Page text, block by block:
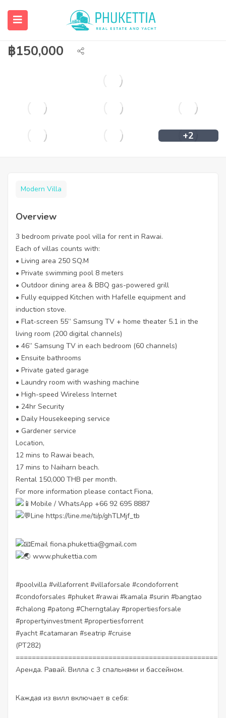
3 bedroom private pool villa for rent in
Rawai.
฿150,000
+2
Modern Villa
Overview
3 bedroom private pool villa for rent in Rawai.
Each of villas counts with:
• Living area 250 SQ.M
• Private swimming pool 8 meters
• Outdoor dining area & BBQ gas-powered grill
• Fully equipped Kitchen with Hafelle equipment and
induction stove.
• Flat-screen 55” Samsung TV + home theater 5.1 in the
living room (200 digital channels)
• 46” Samsung TV in each bedroom (60 channels)
• Ensuite bathrooms
• Private gated garage
• Laundry room with washing machine
• High-speed Wireless Internet
• 24hr Security
• Daily Housekeeping service
• Gardener service
Location,
12 mins to Rawai beach,
17 mins to Naiharn beach.
Rental 150,000 THB per month.
For more information please contact Fiona,
Mobile / WhatsApp +66 92 695 8887
Line https://line.me/ti/p/ghTLMjf_tb
Email fiona.phukettia@gmail.com
www.phukettia.com
#poolvilla #villaforrent #villaforsale #condoforrent
#condoforsales #phuket #rawai #kamala #surin #bangtao
#chalong #patong #Cherngtalay #propertiesforsale
#propertyinvestment #propertiesforrent
#yacht #catamaran #seatrip #cruise
(PT282)
Аренда. Равай. Вилла с 3 спальнями и бассейном.
Каждая из вилл включает в себя: